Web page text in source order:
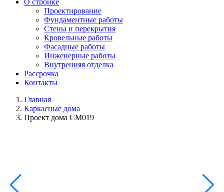
О стройке
Проектирование
Фундаментные работы
Стены и перекрытия
Кровельные работы
Фасадные работы
Инженерные работы
Внутренняя отделка
Рассрочка
Контакты
Главная
Каркасные дома
Проект дома СМ019